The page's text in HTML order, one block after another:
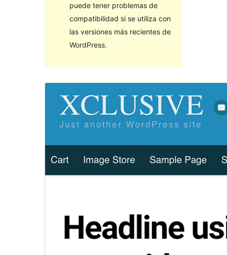
puede tener problemas de
compatibilidad si se utiliza con
las versiones más recientes de
WordPress.